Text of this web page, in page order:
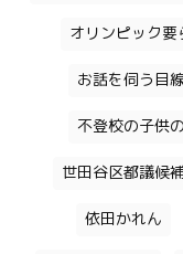
オリンピック要
お話を伺う目
不登校の子供
世田谷区都議候
依田かれん